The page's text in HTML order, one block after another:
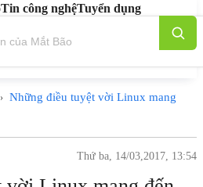
Tin công nghệTuyển dụng
› Những điều tuyệt vời Linux mang
Thứ ba, 14/03,2017, 13:54